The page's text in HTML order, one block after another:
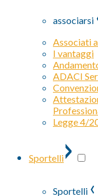
associarsi
Associati
I vantaggi
ADACI
Legge 4/
Sportelli›
Sportelli